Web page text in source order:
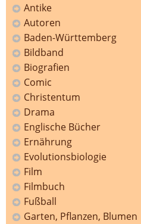
Antike
Autoren
Baden-Württemberg
Bildband
Biografien
Comic
Christentum
Drama
Englische Bücher
Ernährung
Evolutionsbiologie
Film
Filmbuch
Fußball
Garten, Pflanzen, Blumen